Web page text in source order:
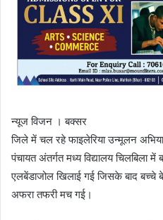
न्यूज विजन । बक्सर
जिले में चल रहे फाइलेरिया उन्मूलन
पंचायत अंतर्गत मध्य विद्यालय चिलबिला में
एलबेंडाजोल खिलाई गई जिसके बाद बच्चे
अफरा तफरी मच गई।